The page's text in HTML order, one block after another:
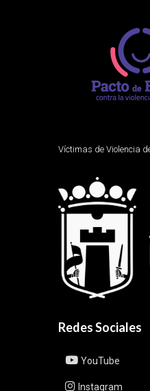
Víctimas de Violencia
Redes Sociales
YouTube
Instagram